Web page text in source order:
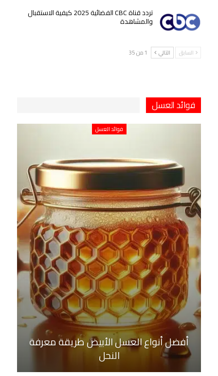
تردد قناة CBC الفضائية 2025 كيفية الاستقبال
والمشاهدة
السابق التالي 1 من 35
فوائد العسل
فوائد العسل
أفضل أنواع العسل الأبيض طريقة معرفة
النحل